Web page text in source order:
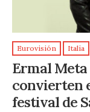
Eurovisión Italia
Ermal Meta
convierten
festival de